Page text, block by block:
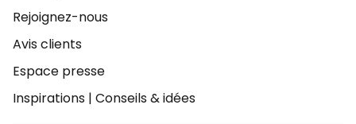
Rejoignez-nous
Avis clients
Espace presse
Inspirations | Conseils & idées